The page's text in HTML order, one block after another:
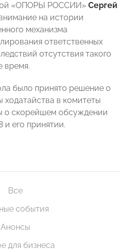
«ОПОРЫ РОССИИ» Сергей
на истории
механизма
ответственных
отсутствия такого
время.
было принято решение о
в комитеты
о скорейшем обсуждении
его принятии.
Все
события
Анонсы
для бизнеса